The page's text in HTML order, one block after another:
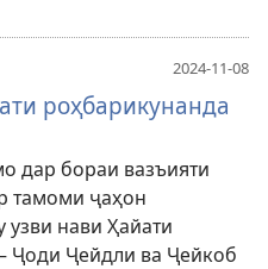
2024-11-08
роҳбарикунанда
дар бораи вазъияти
тамоми ҷаҳон
нави Ҳайати
Ҷоди Ҷейдли ва Ҷейкоб